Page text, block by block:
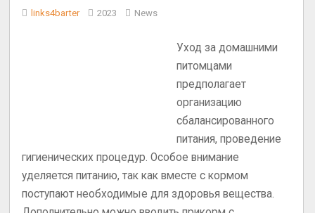
links4barter 2023 News
Уход за домашними
питомцами
предполагает
организацию
сбалансированного
питания, проведение
гигиенических процедур. Особое внимание
уделяется питанию, так как вместе с кормом
поступают необходимые для здоровья вещества.